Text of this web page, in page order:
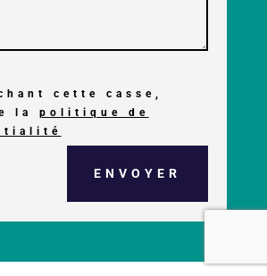
cette casse,
la politique de
ENVOYER